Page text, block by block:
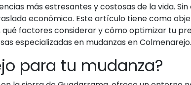
más estresantes y costosas de la vida.
económico. Este artículo tiene como
factores considerar y cómo optimizar tu
especializadas en mudanzas en Colmenarejo.
para tu mudanza?